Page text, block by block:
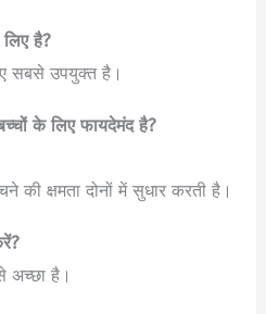
है?
सबसे उपयुक्त है।
के लिए फायदेमंद है?
क्षमता दोनों में सुधार करती है।
अच्छा है।